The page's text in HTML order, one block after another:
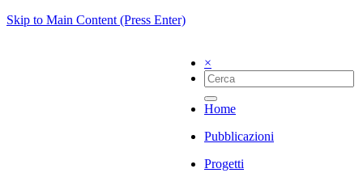
Skip to Main Content (Press Enter)
×
Home
Pubblicazioni
Progetti